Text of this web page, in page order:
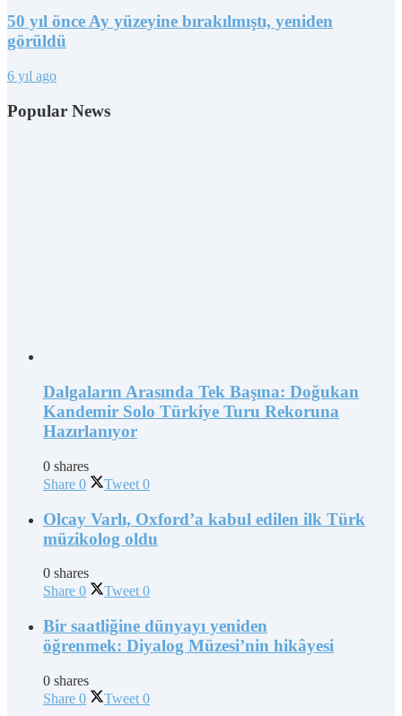
50 yıl önce Ay yüzeyine bırakılmıştı, yeniden
görüldü
6 yıl ago
Popular News
Dalgaların Arasında Tek Başına: Doğukan
Kandemir Solo Türkiye Turu Rekoruna
Hazırlanıyor
0 shares
Share 0 Tweet 0
Olcay Varlı, Oxford’a kabul edilen ilk Türk
müzikolog oldu
0 shares
Share 0 Tweet 0
Bir saatliğine dünyayı yeniden
öğrenmek: Diyalog Müzesi’nin hikâyesi
0 shares
Share 0 Tweet 0